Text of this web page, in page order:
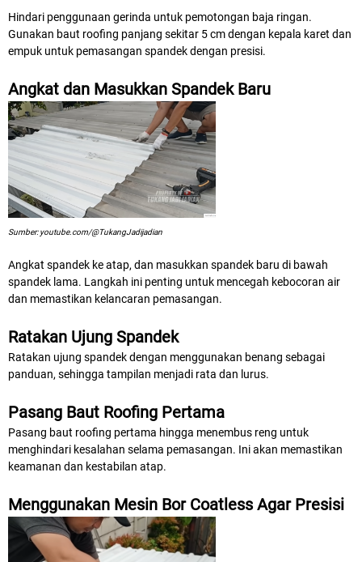
Hindari penggunaan gerinda untuk pemotongan baja ringan.
Gunakan baut roofing panjang sekitar 5 cm dengan kepala karet dan
empuk untuk pemasangan spandek dengan presisi.
Angkat dan Masukkan Spandek Baru
Sumber: youtube.com/@TukangJadijadian
Angkat spandek ke atap, dan masukkan spandek baru di bawah
spandek lama. Langkah ini penting untuk mencegah kebocoran air
dan memastikan kelancaran pemasangan.
Ratakan Ujung Spandek
Ratakan ujung spandek dengan menggunakan benang sebagai
panduan, sehingga tampilan menjadi rata dan lurus.
Pasang Baut Roofing Pertama
Pasang baut roofing pertama hingga menembus reng untuk
menghindari kesalahan selama pemasangan. Ini akan memastikan
keamanan dan kestabilan atap.
Menggunakan Mesin Bor Coatless Agar Presisi